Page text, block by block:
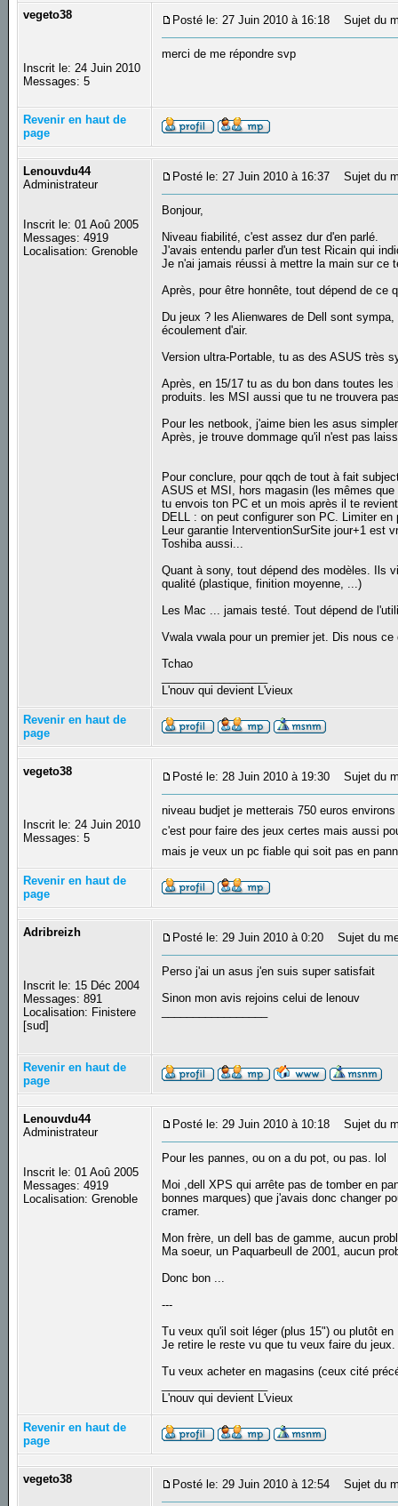
vegeto38
Inscrit le: 24 Juin 2010
Messages: 5
Posté le: 27 Juin 2010 à 16:18 Sujet du
merci de me répondre svp
Revenir en haut de
page
Lenouvdu44
Administrateur
Inscrit le: 01 Aoû 2005
Messages: 4919
Localisation: Grenoble
Posté le: 27 Juin 2010 à 16:37 Sujet du
Bonjour,
Niveau fiabilité, c'est assez dur d'en parlé.
J'avais entendu parler d'un test Ricain qui
Je n'ai jamais réussi à mettre la main sur ce
Après, pour être honnête, tout dépend de ce
Du jeux ? les Alienwares de Dell sont
écoulement d'air.
Version ultra-Portable, tu as des ASUS très
Après, en 15/17 tu as du bon dans toutes
produits. les MSI aussi que tu ne trouvera
Pour les netbook, j'aime bien les asus
Après, je trouve dommage qu'il n'est pas
Pour conclure, pour qqch de tout à fait
ASUS et MSI, hors magasin (les mêmes
tu envois ton PC et un mois après il te
DELL : on peut configurer son PC. Limiter
Leur garantie InterventionSurSite jour+1 est
Toshiba aussi...
Quant à sony, tout dépend des modèles. Ils
qualité (plastique, finition moyenne, ...)
Les Mac ... jamais testé. Tout dépend de
Vwala vwala pour un premier jet. Dis nous
Tchao
L'nouv qui devient L'vieux
Revenir en haut de
page
vegeto38
Inscrit le: 24 Juin 2010
Messages: 5
Posté le: 28 Juin 2010 à 19:30 Sujet du
niveau budjet je metterais 750 euros environs
c'est pour faire des jeux certes mais aussi
mais je veux un pc fiable qui soit pas en
Revenir en haut de
page
Adribreizh
Inscrit le: 15 Déc 2004
Messages: 891
Localisation: Finistere
[sud]
Posté le: 29 Juin 2010 à 0:20 Sujet du
Perso j'ai un asus j'en suis super satisfait
Sinon mon avis rejoins celui de lenouv
Revenir en haut de
page
Lenouvdu44
Administrateur
Inscrit le: 01 Aoû 2005
Messages: 4919
Localisation: Grenoble
Posté le: 29 Juin 2010 à 10:18 Sujet du
Pour les pannes, ou on a du pot, ou pas. lol
Moi ,dell XPS qui arrête pas de tomber en
bonnes marques) que j'avais donc changer
cramer.
Mon frère, un dell bas de gamme, aucun
Ma soeur, un Paquarbeull de 2001, aucun
Donc bon ...
---
Tu veux qu'il soit léger (plus 15") ou plutôt en
Je retire le reste vu que tu veux faire du
Tu veux acheter en magasins (ceux cité
L'nouv qui devient L'vieux
Revenir en haut de
page
vegeto38 Posté le: 29 Juin 2010 à 12:54 Sujet du